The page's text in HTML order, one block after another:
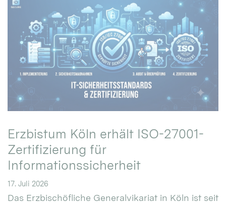
Erzbistum Köln erhält ISO-27001-
Zertifizierung für
Informationssicherheit
17. Juli 2026
Das Erzbischöfliche Generalvikariat in Köln ist seit